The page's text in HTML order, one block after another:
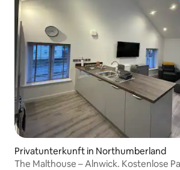
Privatunterkunft in Northumberland
The Malthouse – Alnwick. Kostenlose